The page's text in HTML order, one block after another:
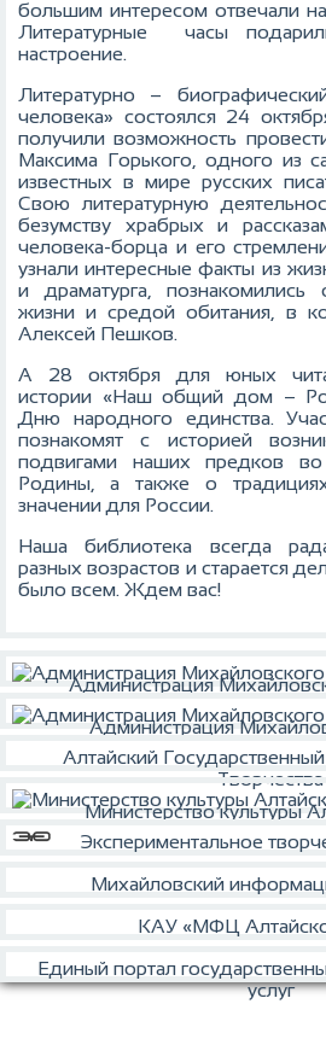
большим интересом отвечали
Литературные часы
настроение.
Литературно –
человека» состоялся 24
получили возможность
Максима Горького, одного из
известных в мире русских
Свою литературную
безумству храбрых и
человека-борца и его
узнали интересные факты из
и драматурга,
жизни и средой обитания, в
Алексей Пешков.
А 28 октября для юных
истории «Наш общий дом –
Дню народного единства.
познакомят с историей
подвигами наших предков во
Родины, а также о
значении для России.
Наша библиотека всегда
разных возрастов и старается
было всем. Ждем вас!
Администрация
Администрация
Алтайский
Творчества
Министерство культуры
Экспериментальное
Михайловский
КАУ «МФЦ
Единый портал
услуг